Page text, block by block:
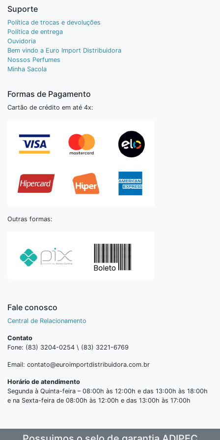
Suporte
Política de trocas e devoluções
Política de entrega
Ouvidoria
Bem vindo a Euro Import Distribuidora
Nossos Perfumes
Minha Sacola
Formas de Pagamento
Cartão de crédito em até 4x:
Outras formas:
Fale conosco
Central de Relacionamento
Contato
Fone: (83) 3204-0254 \ (83) 3221-6769
Email: contato@euroimportdistribuidora.com.br
Horário de atendimento
Segunda à Quinta-feira – 08:00h às 12:00h e das 13:00h às 18:00h
e na Sexta-feira de 08:00h às 12:00h e das 13:00h às 17:00h